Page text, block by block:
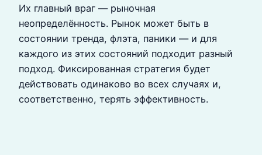
Их главный враг — рыночная
неопределённость. Рынок может быть в
состоянии тренда, флэта, паники — и для
каждого из этих состояний подходит разный
подход. Фиксированная стратегия будет
действовать одинаково во всех случаях и,
соответственно, терять эффективность.